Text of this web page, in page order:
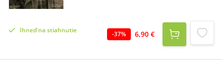
poslednom vojnovom predjarí v Maďarsku a
ťažkých prvých týždňoch mieru. Zobrazil ich
skutočne majstrovsky a dôveryhodne, pričom
brilantnosti. Pri detailnom ponorení sa do
Ihneď na stiahnutie -37% 6,90 €